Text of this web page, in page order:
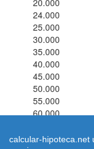
20.000
24.000
25.000
30.000
35.000
40.000
45.000
50.000
55.000
60.000
calcular-hipoteca.net